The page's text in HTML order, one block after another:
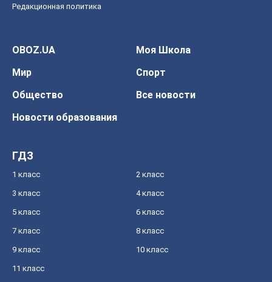
Редакционная политика
OBOZ.UA
Моя Школа
Мир
Спорт
Общество
Все новости
Новости образования
ГДЗ
1 класс 2 класс
3 класс 4 класс
5 класс 6 класс
7 класс 8 класс
9 класс 10 класс
11 класс